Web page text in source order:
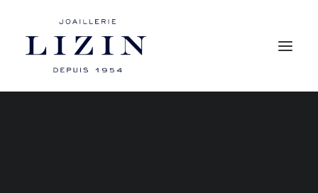
Les boucles d’oreilles
Les colliers